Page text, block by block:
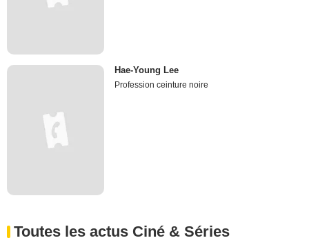
Hae-Young Lee
Profession ceinture noire
Toutes les actus Ciné & Séries